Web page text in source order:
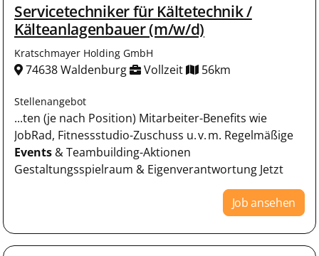
Servicetechniker für Kältetechnik /
Kälteanlagenbauer (m/w/d)
Kratschmayer Holding GmbH
74638 Waldenburg Vollzeit 56km
Stellenangebot
...ten (je nach Position) Mitarbeiter-Benefits wie
JobRad, Fitnessstudio-Zuschuss u. v. m. Regelmäßige
Events & Teambuilding-Aktionen
Gestaltungsspielraum & Eigenverantwortung Jetzt
Job ansehen